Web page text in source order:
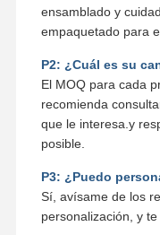
ensamblado y
empaquetado para
P2: ¿Cuál es su
El MOQ para cada
recomienda
que le interesa.y
posible.
P3: ¿Puedo
Sí, avísame de los
personalización, y